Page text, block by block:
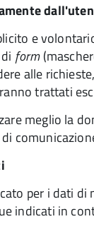
e
form
alle
trattati
meglio la
per i dati
indicati in